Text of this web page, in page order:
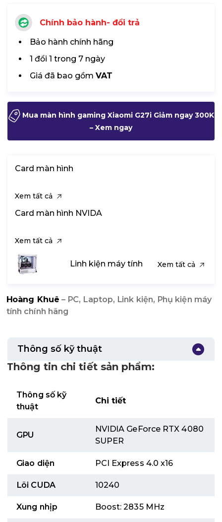
Chính bảo hành- đổi trả
Bảo hành chính hãng
1 đổi 1 trong 7 ngày
Giá đã bao gồm VAT
Mua màn hình gaming Xiaomi G27i Giảm ngay 300K
– Xem ngay
Card màn hình
Xem tất cả
Card màn hình NVIDA
Xem tất cả
Linh kiện máy tính Xem tất cả
Hoàng Khuê – PC, Laptop, Link kiện, Phụ kiện máy
tính chính hãng
Thông số kỹ thuật
Thông tin chi tiết sản phẩm:
Thông số kỹ
thuật
Chi tiết
GPU
NVIDIA GeForce RTX 4080
SUPER
Giao diện PCI Express 4.0 x16
Lõi CUDA 10240
Xung nhịp Boost: 2835 MHz